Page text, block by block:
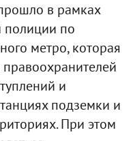
в рамках
полиции по
метро, которая
правоохранителей
и
подземки и
При этом